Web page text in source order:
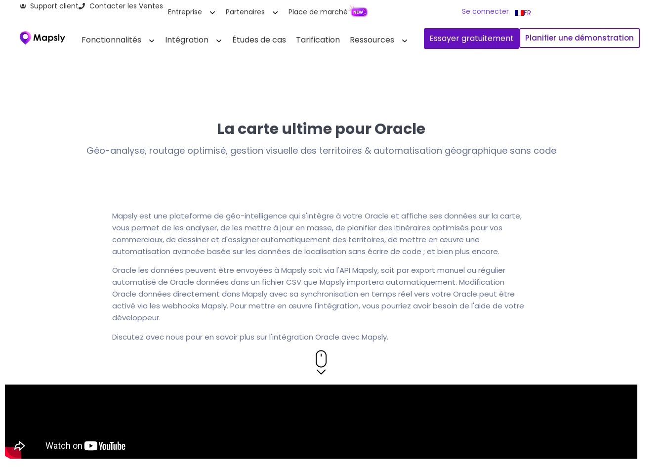
Support client Contacter les Ventes
Entreprise Partenaires Place de marché Se connecter FR
Fonctionnalités Intégration Études de cas Tarification Ressources Essayer gratuitement Planifier une démonstration
La carte ultime pour Oracle
Géo-analyse, routage optimisé, gestion visuelle des territoires & automatisation géographique sans code
Mapsly est une plateforme de géo-intelligence qui s'intègre à votre Oracle et affiche ses données sur la carte,
vous permet de les analyser, de les mettre à jour en masse, de planifier des itinéraires optimisés pour vos
commerciaux, de dessiner et d'assigner automatiquement des territoires, de mettre en œuvre une
automatisation avancée basée sur les données de localisation sans écrire de code ; et bien plus encore.
Oracle les données peuvent être envoyées à Mapsly soit via l'API Mapsly, soit par export manuel ou régulier
automatisé de Oracle données dans un fichier CSV que Mapsly importera automatiquement. Modification
Oracle données directement dans Mapsly avec sa synchronisation en temps réel vers votre Oracle peut être
activé via les webhooks Mapsly. Pour mettre en œuvre l'intégration, vous pourriez avoir besoin de l'aide de votre
développeur.
Discutez avec nous pour en savoir plus sur l'intégration Oracle avec Mapsly.